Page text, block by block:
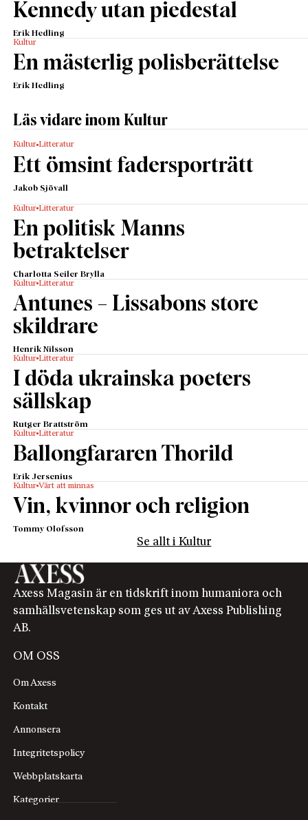
Kennedy utan piedestal
Erik Hedling
Kultur
En mästerlig polisberättelse
Erik Hedling
Läs vidare inom Kultur
Kultur Litteratur
Ett ömsint fadersporträtt
Jakob Sjövall
Kultur Litteratur
En politisk Manns
betraktelser
Charlotta Seiler Brylla
Kultur Litteratur
Antunes – Lissabons store
skildrare
Henrik Nilsson
Kultur Litteratur
I döda ukrainska poeters
sällskap
Rutger Brattström
Kultur Litteratur
Ballongfararen Thorild
Erik Jersenius
Kultur Värt att minnas
Vin, kvinnor och religion
Tommy Olofsson
Se allt i Kultur
Axess Magasin är en tidskrift inom humaniora och
samhällsvetenskap som ges ut av Axess Publishing
AB.
OM OSS
Om Axess
Kontakt
Annonsera
Integritetspolicy
Webbplatskarta
Kategorier